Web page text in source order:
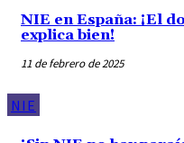
NIE en España: ¡El
explica bien!
11 de febrero de 2025
NIE